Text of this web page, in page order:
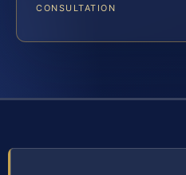
CONSULTATION